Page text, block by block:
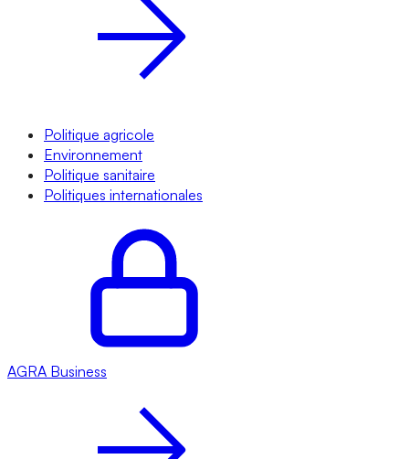
Politique agricole
Environnement
Politique sanitaire
Politiques internationales
AGRA Business